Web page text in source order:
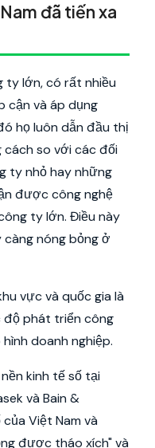
đã tiến xa
ty lớn, có rất nhiều
cận và áp dụng
họ luôn dẫn đầu thị
so với các đối
ty nhỏ hay những
được công nghệ
ty lớn. Điều này
nóng bỏng ở
vực và quốc gia là
độ phát triển công
doanh nghiệp.
kinh tế số tại
và Bain &
Việt Nam và
được tháo xích" và